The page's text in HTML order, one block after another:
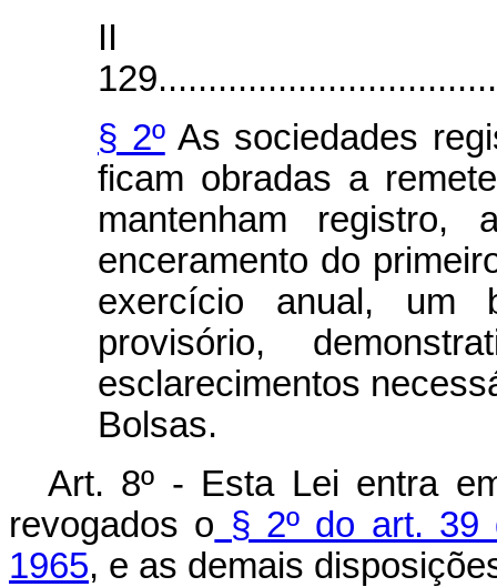
II –
§ 2ºAs sociedades
ficam obradas a
mantenham
enceramento do
exercício anual, um
provisório,
esclarecimentos
Bolsas.
Art. 8º - Esta Lei entra
revogados o § 2º do art. 39
1965, e as demais